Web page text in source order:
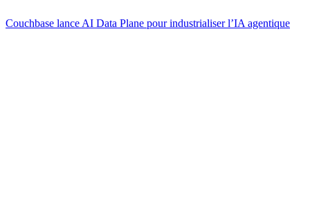
Couchbase lance AI Data Plane pour industrialiser l’IA agentique